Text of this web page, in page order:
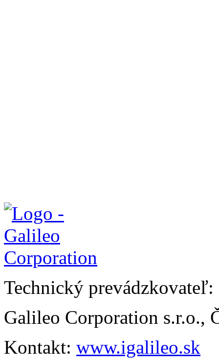
Technický prevádzkovateľ:
Galileo Corporation s.r.o.,
Kontakt: www.igalileo.sk